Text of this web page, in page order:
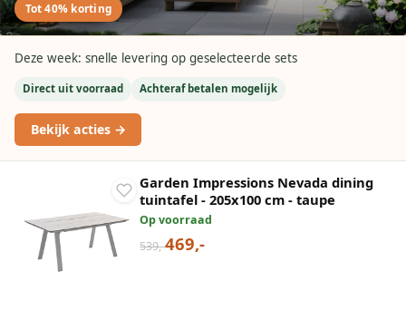
Tot 40% korting
Deze week: snelle levering op geselecteerde sets
Direct uit voorraad Achteraf betalen mogelijk
Bekijk acties →
Garden Impressions Nevada dining
tuintafel - 205x100 cm - taupe
Op voorraad
539,-469,-